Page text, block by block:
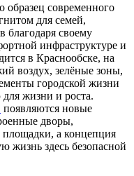
современного
для семей,
благодаря своему
инфраструктуре и
в Краснообске, на
воздух, зелёные зоны,
городской жизни
для жизни и роста.
появляются новые
дворы,
а концепция
жизнь здесь безопасной